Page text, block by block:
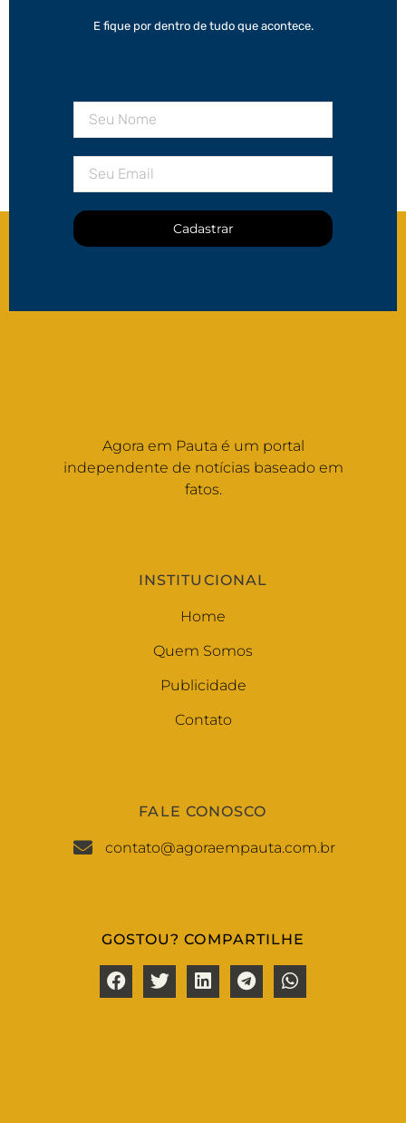
E fique por dentro de tudo que acontece.
Cadastrar
Agora em Pauta é um portal
independente de notícias baseado em
fatos.
INSTITUCIONAL
Home
Quem Somos
Publicidade
Contato
FALE CONOSCO
contato@agoraempauta.com.br
GOSTOU? COMPARTILHE